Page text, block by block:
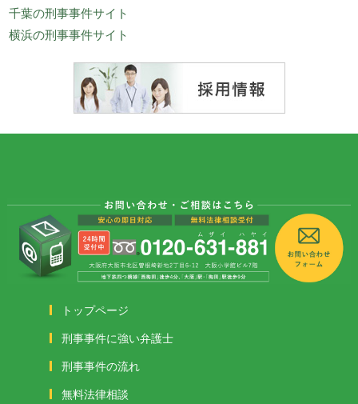
千葉の刑事事件サイト
横浜の刑事事件サイト
トップページ
刑事事件に強い弁護士
刑事事件の流れ
無料法律相談